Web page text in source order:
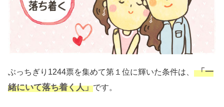
ぶっちぎり1244票を集めて第１位に輝いた条件は、
「一
緒にいて落ち着く人」です。